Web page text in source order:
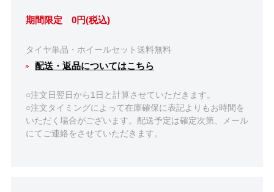
期間限定 0円(税込)
タイヤ単品・ホイールセット送料無料
配送・返品についてはこちら
○注文日翌日から1日と計算させていただきます。
○注文タイミングによって在庫確保に表記よりもお時間を
いただく場合がございます。配送予定は確定次第、メール
にてご連絡をさせていただきます。